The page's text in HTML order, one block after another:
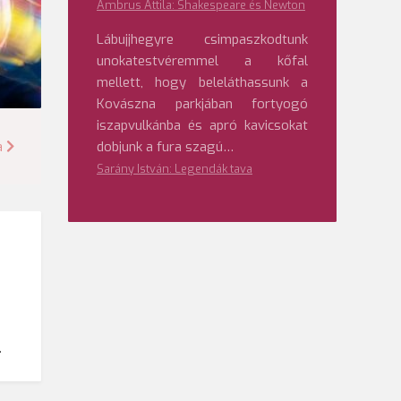
Ambrus Attila: Shakespeare és Newton
Lábujjhegyre csimpaszkodtunk
unokatestvéremmel a kőfal
mellett, hogy beleláthassunk a
Kovászna parkjában fortyogó
iszapvulkánba és apró kavicsokat
dobjunk a fura szagú…
Sarány István: Legendák tava